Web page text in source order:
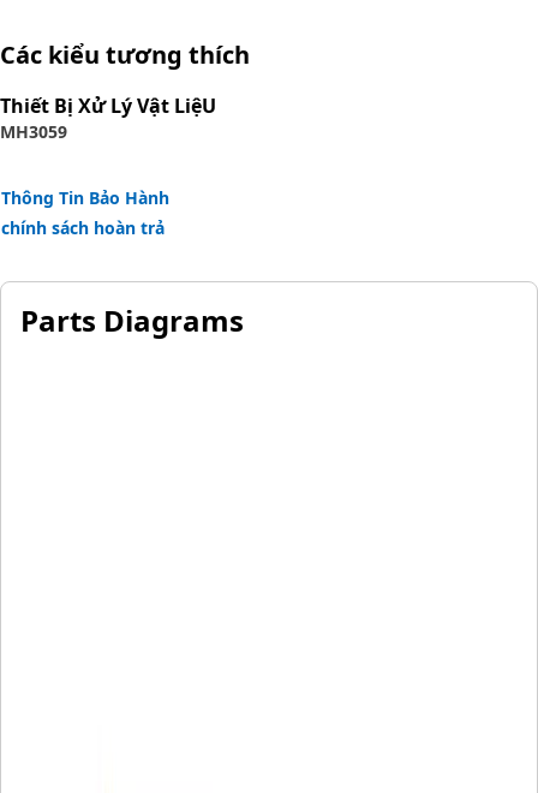
Các kiểu tương thích
Thiết Bị Xử Lý Vật LiệU
MH3059
Thông Tin Bảo Hành
chính sách hoàn trả
Parts Diagrams